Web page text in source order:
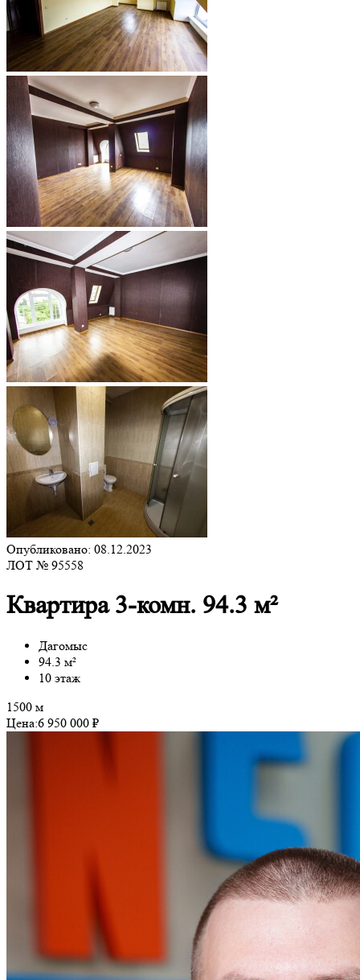
Опубликовано: 08.12.2023
ЛОТ № 95558
Квартира 3-комн. 94.3 м²
Дагомыс
94.3 м²
10 этаж
1500 м
Цена:6 950 000 ₽